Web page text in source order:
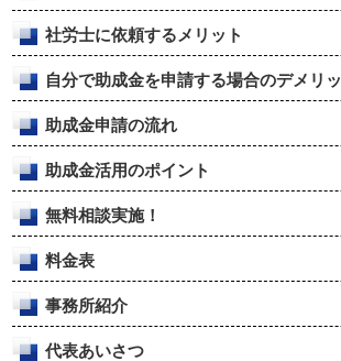
社労士に依頼するメリット
自分で助成金を申請する場合のデメリ
助成金申請の流れ
助成金活用のポイント
無料相談実施！
料金表
事務所紹介
代表あいさつ